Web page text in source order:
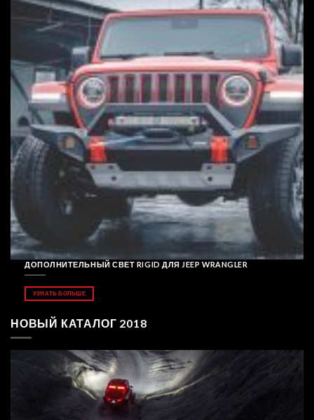
ДОПОЛНИТЕЛЬНЫЙ СВЕТ RIGID ДЛЯ JEEP WRANGLER
УЗНАТЬ БОЛЬШЕ
НОВЫЙ КАТАЛОГ 2018